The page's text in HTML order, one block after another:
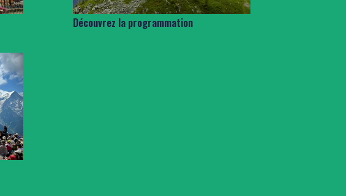
Découvrez la programmation